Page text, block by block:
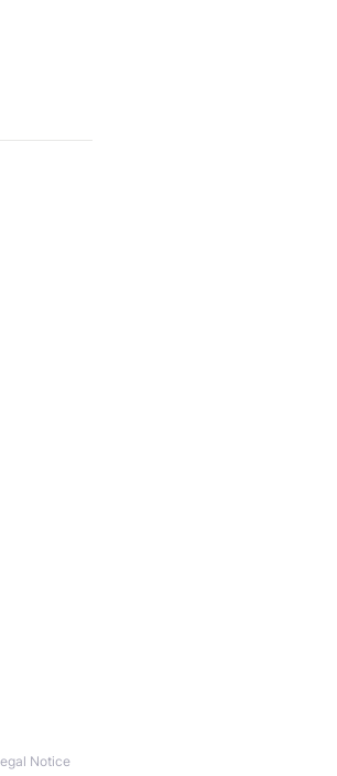
Notice